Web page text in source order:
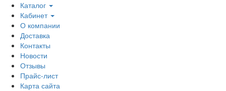
Каталог
Кабинет
О компании
Доставка
Контакты
Новости
Отзывы
Прайс-лист
Карта сайта